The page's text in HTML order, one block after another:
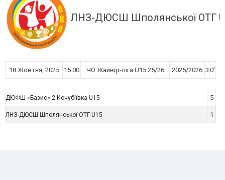
ЛНЗ-ДЮСШ Шполянської ОТГ
18 Жовтня, 2025 15:00 ЧО Жайвір-ліга U15 25/26 2025/2026 3 0'
ДЮФШ «Базис»-2 Кочубіївка U15 5
ЛНЗ-ДЮСШ Шполянської ОТГ U15 1